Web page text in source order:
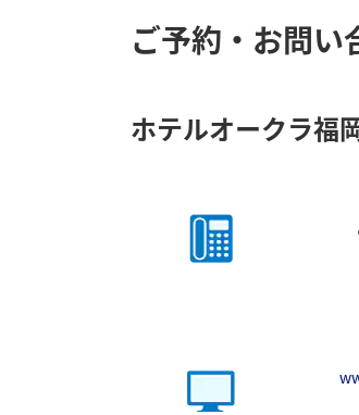
ご予約・お問い
ホテルオークラ福